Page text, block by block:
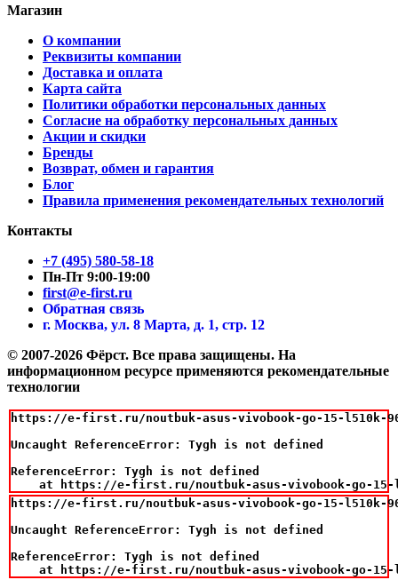
Магазин
О компании
Реквизиты компании
Доставка и оплата
Карта сайта
Политики обработки персональных данных
Согласие на обработку персональных данных
Акции и скидки
Бренды
Возврат, обмен и гарантия
Блог
Правила применения рекомендательных технологий
Контакты
+7 (495) 580-58-18
Пн-Пт 9:00-19:00
first@e-first.ru
Обратная связь
г. Москва, ул. 8 Марта, д. 1, стр. 12
© 2007-2026 Фёрст. Все права защищены. На
информационном ресурсе применяются рекомендательные
технологии
https://e-first.ru/noutbuk-asus-vivobook-go-15-l510k-
Uncaught ReferenceError: Tygh is not defined
ReferenceError: Tygh is not defined
at https://e-first.ru/noutbuk-asus-vivobook-go-
https://e-first.ru/noutbuk-asus-vivobook-go-15-l510k-
Uncaught ReferenceError: Tygh is not defined
ReferenceError: Tygh is not defined
at https://e-first.ru/noutbuk-asus-vivobook-go-